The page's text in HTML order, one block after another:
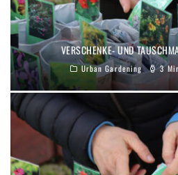
VERSCHENKE- UND
Urban Gardening 3